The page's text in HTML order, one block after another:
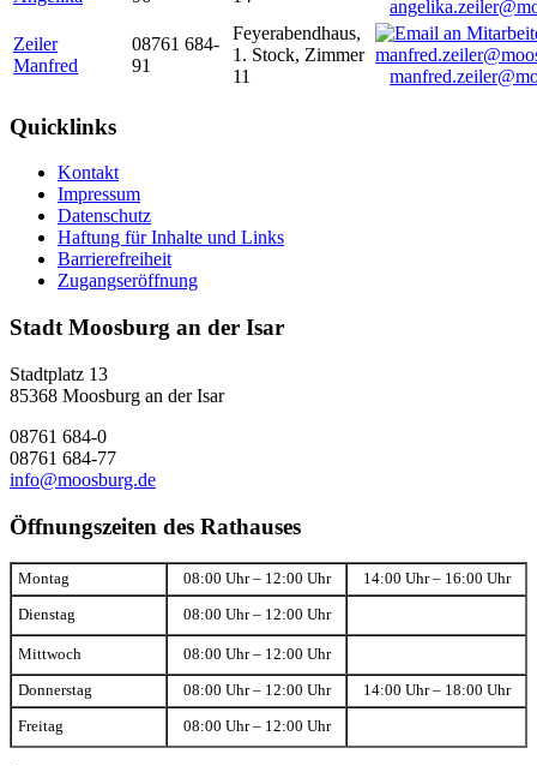
Zeiler
Manfred
08761 684-
91
Feyerabendhaus,
1. Stock, Zimmer
11
Quicklinks
Kontakt
Impressum
Datenschutz
Haftung für Inhalte und Links
Barrierefreiheit
Zugangseröffnung
Stadt Moosburg an der Isar
Stadtplatz 13
85368 Moosburg an der Isar
08761 684-0
08761 684-77
info@moosburg.de
Öffnungszeiten des Rathauses
Montag 08:00 Uhr – 12:00 Uhr 14:00 Uhr – 16:00 Uhr
Dienstag 08:00 Uhr – 12:00 Uhr
Mittwoch 08:00 Uhr – 12:00 Uhr
Donnerstag 08:00 Uhr – 12:00 Uhr 14:00 Uhr – 18:00 Uhr
Freitag 08:00 Uhr – 12:00 Uhr